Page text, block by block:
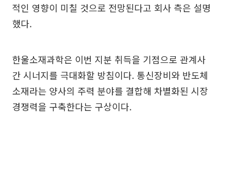
적인 영향이 미칠 것으로 전망된다고 회사 측은 설명
했다.
한울소재과학은 이번 지분 취득을 기점으로 관계사
간 시너지를 극대화할 방침이다. 통신장비와 반도체
소재라는 양사의 주력 분야를 결합해 차별화된 시장
경쟁력을 구축한다는 구상이다.